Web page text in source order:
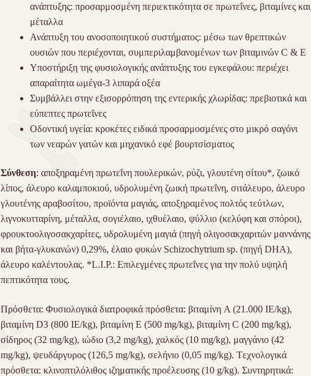
ανάπτυξης: προσαρμοσμένη περιεκτικότητα σε πρωτεΐνες, βιταμίνες και
μέταλλα
Ανάπτυξη του ανοσοποιητικού συστήματος: μέσω των θρεπτικών
ουσιών που περιέχονται, συμπεριλαμβανομένων των βιταμινών C & E
Υποστήριξη της φυσιολογικής ανάπτυξης του εγκεφάλου: περιέχει
απαραίτητα ωμέγα-3 λιπαρά οξέα
Συμβάλλει στην εξισορρόπηση της εντερικής χλωρίδας: πρεβιοτικά και
εύπεπτες πρωτεΐνες
Οδοντική υγεία: κροκέτες ειδικά προσαρμοσμένες στο μικρό σαγόνι
των νεαρών γατών και μηχανικό εφέ βουρτσίσματος
Σύνθεση: αποξηραμένη πρωτεΐνη πουλερικών, ρύζι, γλουτένη σίτου*, ζωικό
λίπος, άλευρο καλαμποκιού, υδρολυμένη ζωική πρωτεΐνη, σιτάλευρο, άλευρο
γλουτένης αραβοσίτου, προϊόντα μαγιάς, αποξηραμένος πολτός τεύτλων,
λιγνοκυτταρίνη, μέταλλα, σογιέλαιο, ιχθυέλαιο, ψύλλιο (κελύφη και σπόροι),
φρουκτοολιγοσακχαρίτες, υδρολυμένη μαγιά (πηγή ολιγοσακχαριτών μαννάνης
και βήτα-γλυκανών) 0,29%, έλαιο φυκών Schizochytrium sp. (πηγή DHA),
άλευρο καλέντουλας. *L.I.P.: Επιλεγμένες πρωτεΐνες για την πολύ υψηλή
πεπτικότητα τους.
Πρόσθετα: Φυσιολογικά διατροφικά πρόσθετα: βιταμίνη A (21.000 IE/kg),
βιταμίνη D3 (800 IE/kg), βιταμίνη E (500 mg/kg), βιταμίνη C (200 mg/kg),
σίδηρος (32 mg/kg), ιώδιο (3,2 mg/kg), χαλκός (10 mg/kg), μαγγάνιο (42
mg/kg), ψευδάργυρος (126,5 mg/kg), σελήνιο (0,05 mg/kg). Tεχνολογικά
πρόσθετα: κλινοπτιλόλιθος ιζηματικής προέλευσης (10 g/kg). Συντηρητικά: